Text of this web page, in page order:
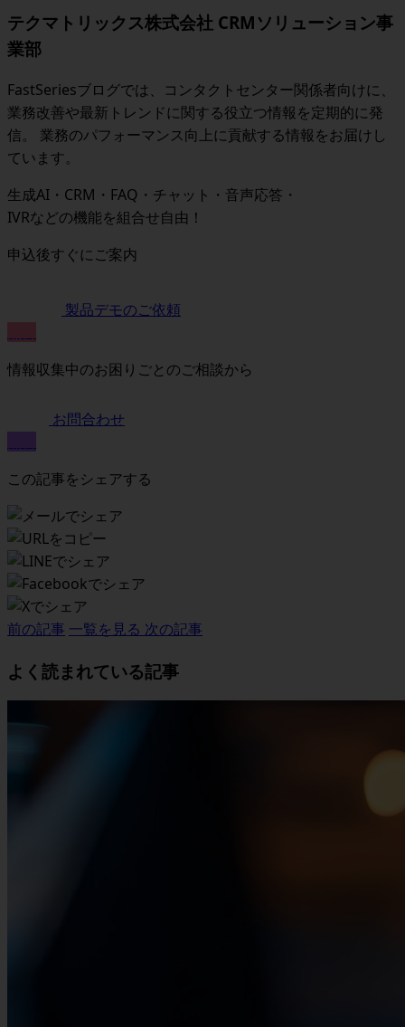
テクマトリックス株式会社 CRMソリューション事
業部
FastSeriesブログでは、コンタクトセンター関係者向けに、
業務改善や最新トレンドに関する役立つ情報を定期的に発
信。 業務のパフォーマンス向上に貢献する情報をお届けし
ています。
生成AI・CRM・FAQ・チャット・音声応答・
IVRなどの機能を組合せ自由！
申込後すぐにご案内
製品デモのご依頼
情報収集中のお困りごとのご相談から
お問合わせ
この記事をシェアする
前の記事 一覧を見る 次の記事
よく読まれている記事